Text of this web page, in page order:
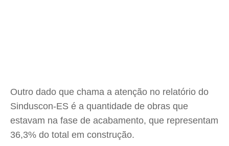
Outro dado que chama a atenção no relatório do
Sinduscon-ES é a quantidade de obras que
estavam na fase de acabamento, que representam
36,3% do total em construção.